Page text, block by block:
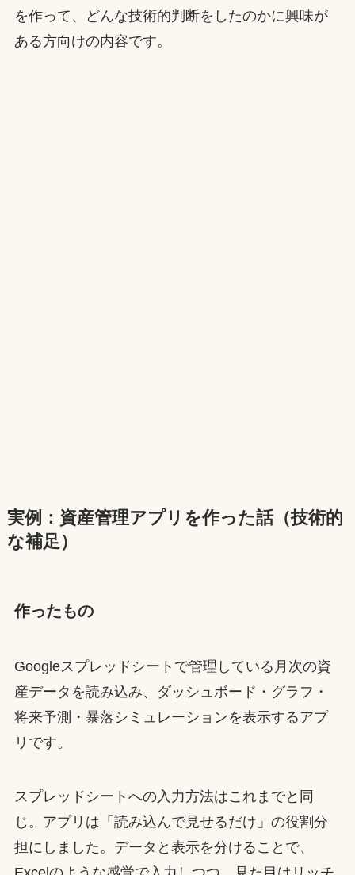
を作って、どんな技術的判断をしたのかに興味が
ある方向けの内容です。
実例：資産管理アプリを作った話（技術的
な補足）
作ったもの
Googleスプレッドシートで管理している月次の資
産データを読み込み、ダッシュボード・グラフ・
将来予測・暴落シミュレーションを表示するアプ
リです。
スプレッドシートへの入力方法はこれまでと同
じ。アプリは「読み込んで見せるだけ」の役割分
担にしました。データと表示を分けることで、